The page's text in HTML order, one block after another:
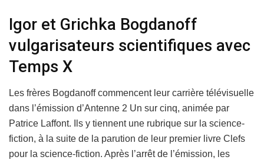
Igor et Grichka Bogdanoff
vulgarisateurs scientifiques avec
Temps X
Les frères Bogdanoff commencent leur carrière télévisuelle
dans l’émission d’Antenne 2 Un sur cinq, animée par
Patrice Laffont. Ils y tiennent une rubrique sur la science-
fiction, à la suite de la parution de leur premier livre Clefs
pour la science-fiction. Après l’arrêt de l’émission, les